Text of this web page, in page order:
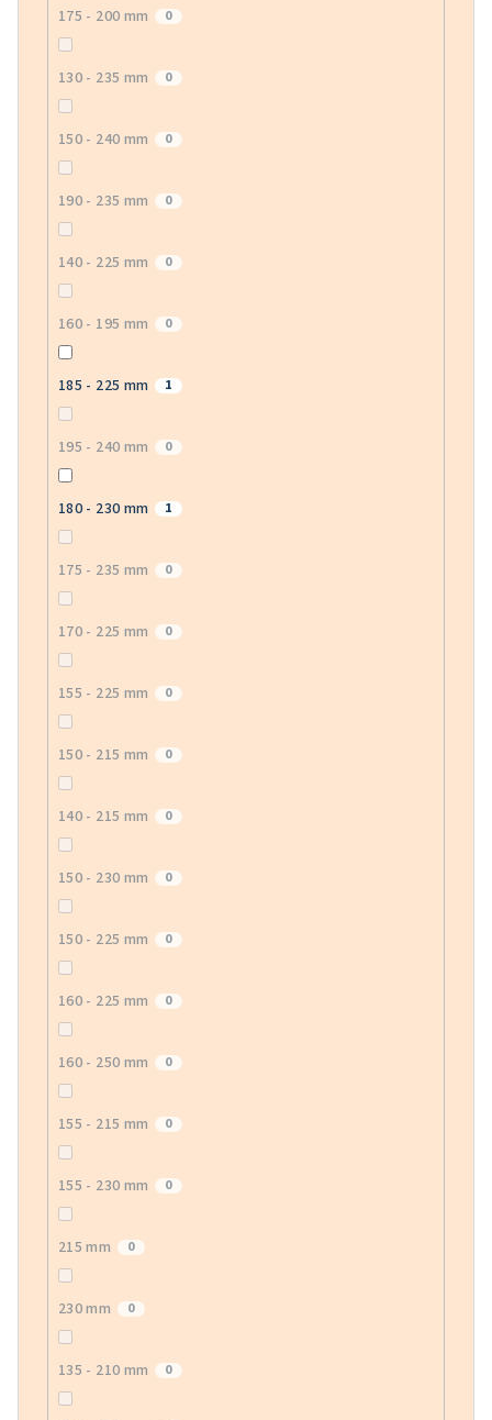
175 - 200 mm 0
130 - 235 mm 0
150 - 240 mm 0
190 - 235 mm 0
140 - 225 mm 0
160 - 195 mm 0
185 - 225 mm 1
195 - 240 mm 0
180 - 230 mm 1
175 - 235 mm 0
170 - 225 mm 0
155 - 225 mm 0
150 - 215 mm 0
140 - 215 mm 0
150 - 230 mm 0
150 - 225 mm 0
160 - 225 mm 0
160 - 250 mm 0
155 - 215 mm 0
155 - 230 mm 0
215 mm 0
230 mm 0
135 - 210 mm 0